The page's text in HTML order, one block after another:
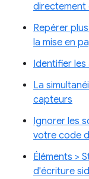
directement
Repérer
la mise en
Identifier
La
capteurs
Ignorer les
votre code
Éléments >
d'écriture